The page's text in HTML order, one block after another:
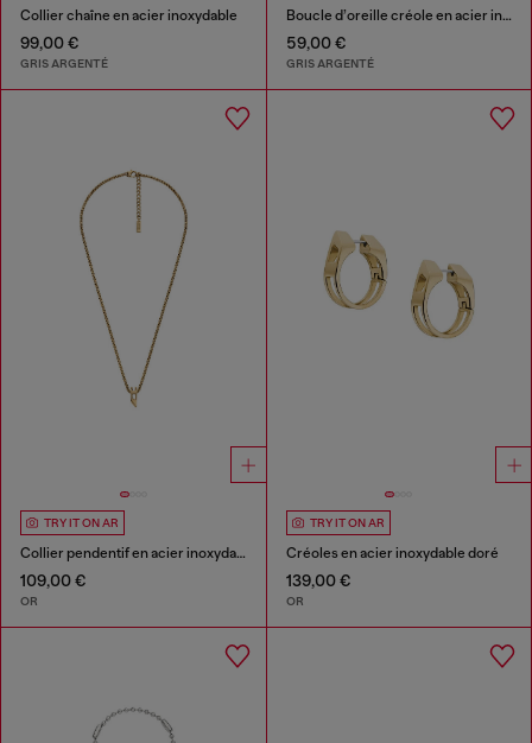
Collier chaîne en acier inoxydable
99,00 €
GRIS ARGENTÉ
Boucle d’oreille créole en acier inoxydable
59,00 €
GRIS ARGENTÉ
TRY IT ON AR
Collier pendentif en acier inoxydable
109,00 €
OR
TRY IT ON AR
Créoles en acier inoxydable doré
139,00 €
OR